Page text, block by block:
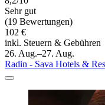
Sehr gut
(19 Bewertungen)
102 €
inkl. Steuern & Gebühren
26. Aug.–27. Aug.
Radin - Sava Hotels &